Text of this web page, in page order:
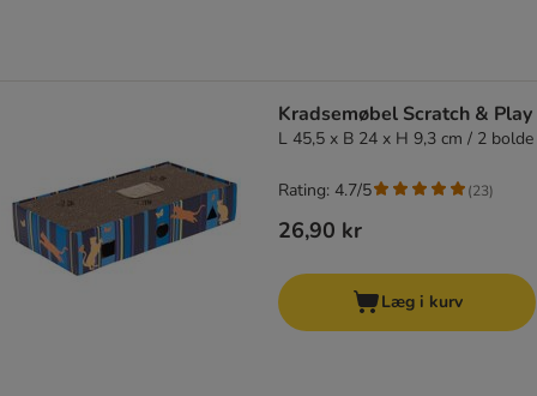
Kradsemøbel Scratch & Play
L 45,5 x B 24 x H 9,3 cm / 2 bolde
26,90 kr
Rating: 4.7/5 (23)
Læg i kurv